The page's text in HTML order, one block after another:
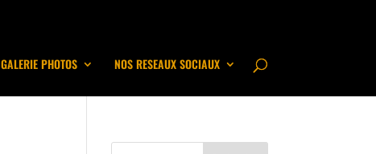
GALERIE PHOTOS NOS RESEAUX SOCIAUX